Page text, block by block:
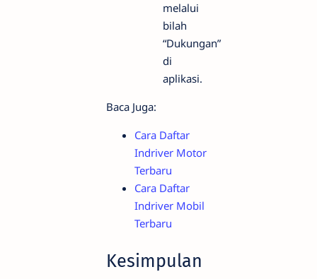
melalui
bilah
“Dukungan”
di
aplikasi.
Baca Juga:
Cara Daftar
Indriver Motor
Terbaru
Cara Daftar
Indriver Mobil
Terbaru
Kesimpulan